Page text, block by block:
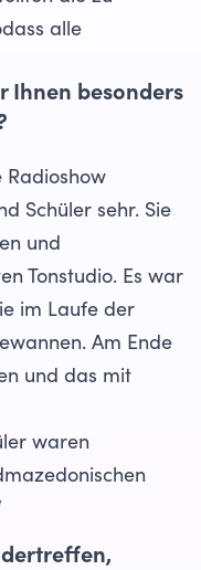
alle
Ihnen besonders
Radioshow
Schüler sehr. Sie
und
Tonstudio. Es war
im Laufe der
Am Ende
und das mit
waren